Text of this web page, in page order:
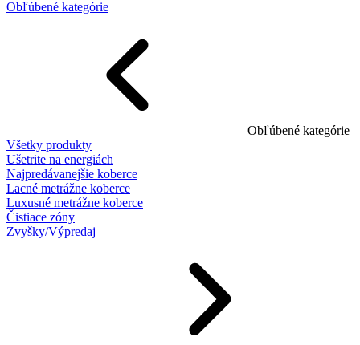
Obľúbené kategórie
Obľúbené kategórie
Všetky produkty
Ušetrite na energiách
Najpredávanejšie koberce
Lacné metrážne koberce
Luxusné metrážne koberce
Čistiace zóny
Zvyšky/Výpredaj